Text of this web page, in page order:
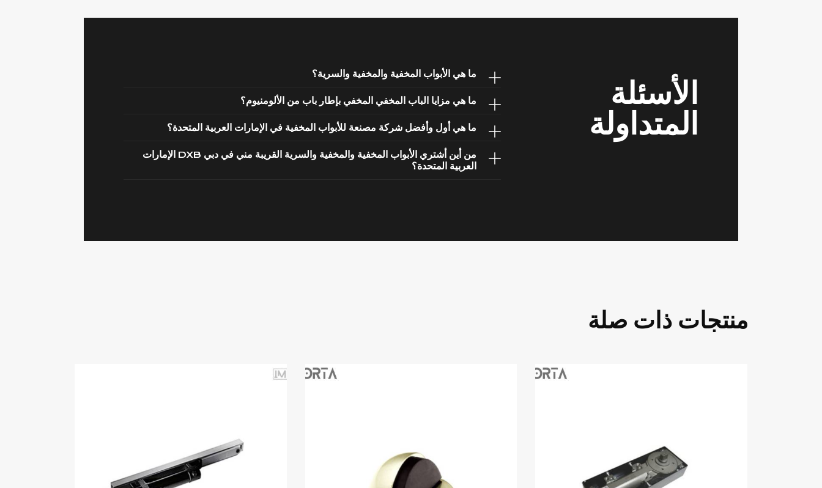
الأسئلة
المتداولة
ما هي الأبواب المخفية والمخفية والسرية؟
ما هي مزايا الباب المخفي المخفي بإطار باب من الألومنيوم؟
ما هي أول وأفضل شركة مصنعة للأبواب المخفية في الإمارات العربية المتحدة؟
من أين أشتري الأبواب المخفية والمخفية والسرية القريبة مني في دبي DXB الإمارات
العربية المتحدة؟
منتجات ذات صلة